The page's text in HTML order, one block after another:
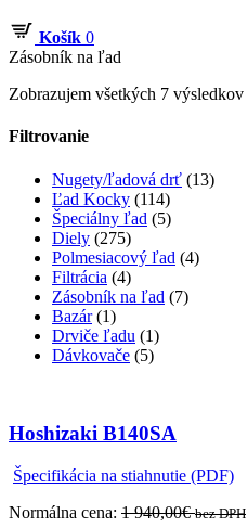
Košík 0
Zásobník na ľad
Zobrazujem všetkých 7 výsledkov
Filtrovanie
Nugety/ľadová drť (13)
Ľad Kocky (114)
Špeciálny ľad (5)
Diely (275)
Polmesiacový ľad (4)
Filtrácia (4)
Zásobník na ľad (7)
Bazár (1)
Drviče ľadu (1)
Dávkovače (5)
Hoshizaki B140SA
Špecifikácia na stiahnutie (PDF)
Normálna cena: 1 940,00€ bez DPH